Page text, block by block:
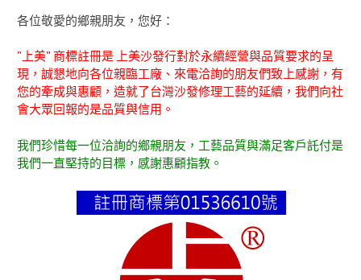
各位敬愛的鄉親朋友，您好：
"上美" 商標註冊是 上美沙發行對於永續經營與品質要求的呈
現，誠懇地向各位親臨工廠、來電洽詢的朋友們致上感謝，有
您的牽成與惠顧，造就了台灣沙發修理工藝的延續，我們向社
會大眾回報的是品質與信用。
我們珍惜每一位洽詢的鄉親朋友，工藝品質與滿足客戶託付是
我們一直堅持的目標，感謝惠顧指教。